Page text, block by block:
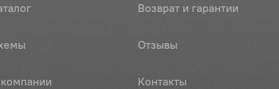
Возврат и гарантии
Отзывы
Контакты